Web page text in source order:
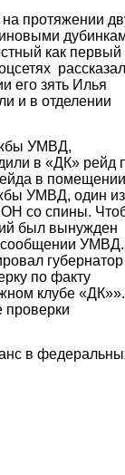
протяжении
как первый
его зять Илья
и в отделении
УМВД,
в «ДК» рейд
в помещении
УМВД, один из
со спины.
был вынужден
сообщении
губернатор
по факту
клубе «ДК»».
проверки
в